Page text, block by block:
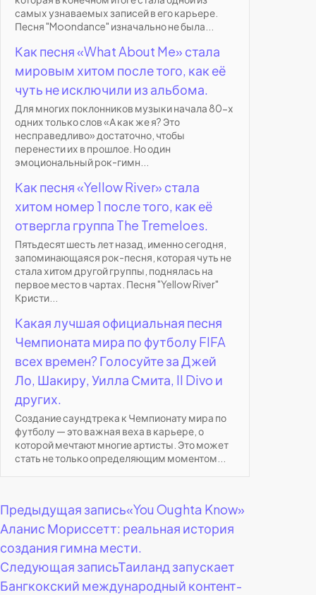
самых узнаваемых записей в его карьере.
Песня "Moondance" изначально не была...
Как песня «What About Me» стала
мировым хитом после того, как её
чуть не исключили из альбома.
Для многих поклонников музыки начала 80-х
одних только слов «А как же я? Это
несправедливо» достаточно, чтобы
перенести их в прошлое. Но один
эмоциональный рок-гимн...
Как песня «Yellow River» стала
хитом номер 1 после того, как её
отвергла группа The Tremeloes.
Пятьдесят шесть лет назад, именно сегодня,
запоминающаяся рок-песня, которая чуть не
стала хитом другой группы, поднялась на
первое место в чартах. Песня "Yellow River"
Кристи...
Какая лучшая официальная песня
Чемпионата мира по футболу FIFA
всех времен? Голосуйте за Джей
Ло, Шакиру, Уилла Смита, Il Divo и
других.
Создание саундтрека к Чемпионату мира по
футболу — это важная веха в карьере, о
которой мечтают многие артисты. Это может
стать не только определяющим моментом...
Навигация
по
записям
Предыдущая запись«You Oughta Know»
Аланис Мориссетт: реальная история
создания гимна мести.
Следующая записьТаиланд запускает
Бангкокский международный контент-